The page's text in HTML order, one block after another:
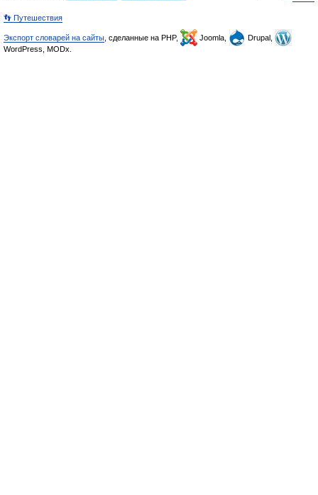
👣 Путешествия
Экспорт словарей на сайты , сделанные на PHP, Joomla,
Drupal,
WordPress, MODx.